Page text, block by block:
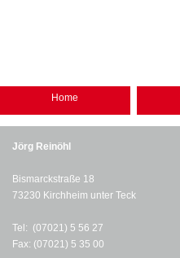
Home
Jörg Reinöhl
Bismarckstraße 18
73230 Kirchheim unter Teck
Tel: (07021) 5 56 27
Fax: (07021) 5 35 00